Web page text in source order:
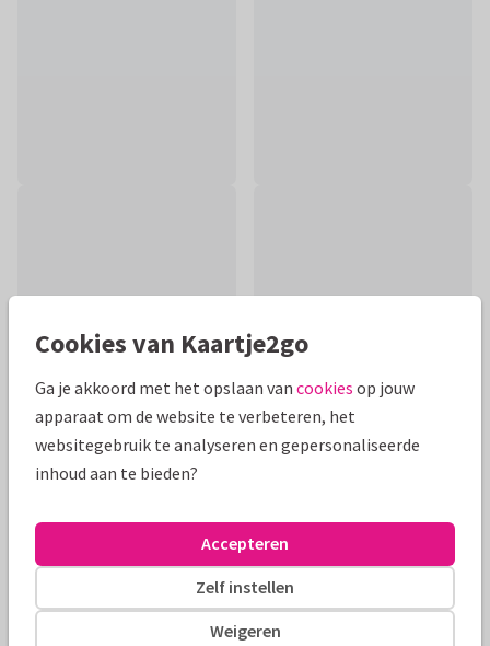
Productinformatie
Een prachtige handgeschilderde kaart om iemand met z'n
nieuwe woning te feliciteren.
Alle kaarten zijn helemaal naar wens aan te passen
Cookies van Kaartje2go
Ga je akkoord met het opslaan van cookies op jouw
apparaat om de website te verbeteren, het
websitegebruik te analyseren en gepersonaliseerde
inhoud aan te bieden?
Weigeren
Zelf instellen
Accepteren